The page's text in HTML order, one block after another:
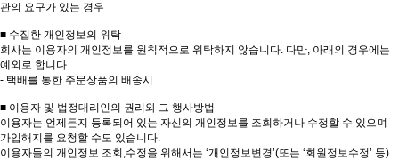
관의 요구가 있는 경우
■ 수집한 개인정보의 위탁
회사는 이용자의 개인정보를 원칙적으로 위탁하지 않습니다. 다만, 아래의 경우에는
예외로 합니다.
- 택배를 통한 주문상품의 배송시
■ 이용자 및 법정대리인의 권리와 그 행사방법
이용자는 언제든지 등록되어 있는 자신의 개인정보를 조회하거나 수정할 수 있으며
가입해지를 요청할 수도 있습니다.
이용자들의 개인정보 조회,수정을 위해서는 ‘개인정보변경’(또는 ‘회원정보수정’ 등)